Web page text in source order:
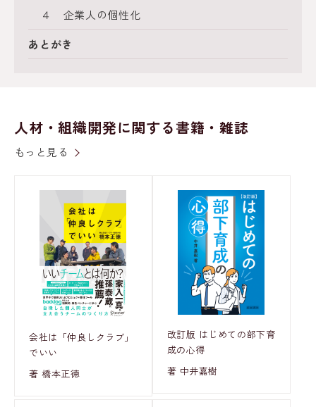
４ 企業人の個性化
あとがき
人材・組織開発に関する書籍・雑誌
もっと見る
会社は「仲良しクラブ」
でいい
著 橋本正徳
改訂版 はじめての部下育
成の心得
著 中井嘉樹